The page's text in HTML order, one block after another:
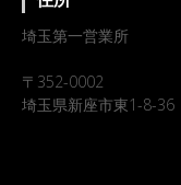
埼玉第一営業所
〒352-0002
埼玉県新座市東1-8-36